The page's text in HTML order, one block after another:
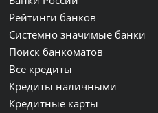
Рейтинги банков
Системно значимые банки
Поиск банкоматов
Все кредиты
Кредиты наличными
Кредитные карты